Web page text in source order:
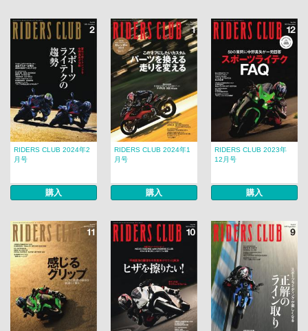
RIDERS CLUB 2024年2
月号
購入
RIDERS CLUB 2024年1
月号
購入
RIDERS CLUB 2023年
12月号
購入